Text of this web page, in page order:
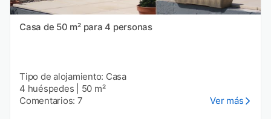
Casa de 50 m² para 4 personas
Tipo de alojamiento: Casa
4 huéspedes
50 m²
Comentarios: 7
Ver más